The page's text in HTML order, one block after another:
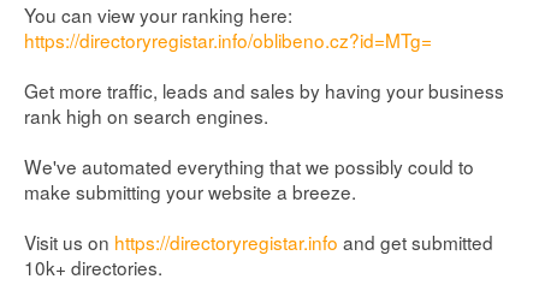
You can view your ranking here:
https://directoryregistar.info/oblibeno.cz?id=MTg=
Get more traffic, leads and sales by having your business
rank high on search engines.
We've automated everything that we possibly could to
make submitting your website a breeze.
Visit us on https://directoryregistar.info and get submitted
10k+ directories.